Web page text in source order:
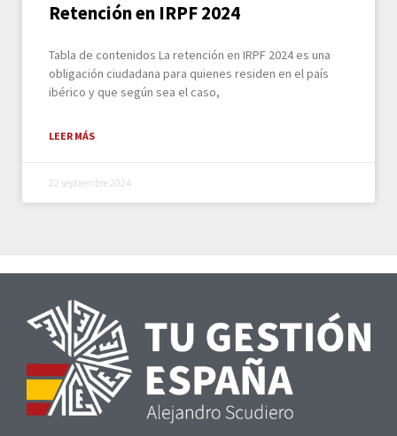
Retención en IRPF 2024
Tabla de contenidos La retención en IRPF 2024 es una
obligación ciudadana para quienes residen en el país
ibérico y que según sea el caso,
LEER MÁS
22 septiembre 2024